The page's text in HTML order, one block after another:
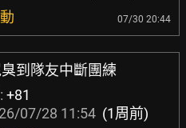
07/30 20:44
到隊友中斷團練
+81
07/28 11:54 (1周前)